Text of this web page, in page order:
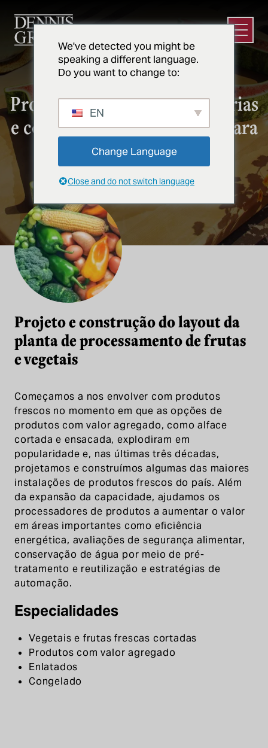
Abrir
Projeto e construção do layout da
planta de processamento de frutas
e vegetais
PRODUTOS
Projeto de instalações sanitárias
e com eficiência energética para
produtos frescos
Começamos a nos envolver com produtos
frescos no momento em que as opções de
produtos com valor agregado, como alface
cortada e ensacada, explodiram em
popularidade e, nas últimas três décadas,
projetamos e construímos algumas das maiores
instalações de produtos frescos do país. Além
da expansão da capacidade, ajudamos os
processadores de produtos a aumentar o valor
em áreas importantes como eficiência
energética, avaliações de segurança alimentar,
conservação de água por meio de pré-
tratamento e reutilização e estratégias de
automação.
Especialidades
Vegetais e frutas frescas cortadas
Produtos com valor agregado
Enlatados
Congelado
We've detected you might be
speaking a different language.
Do you want to change to:
EN
Change Language
Close and do not switch language